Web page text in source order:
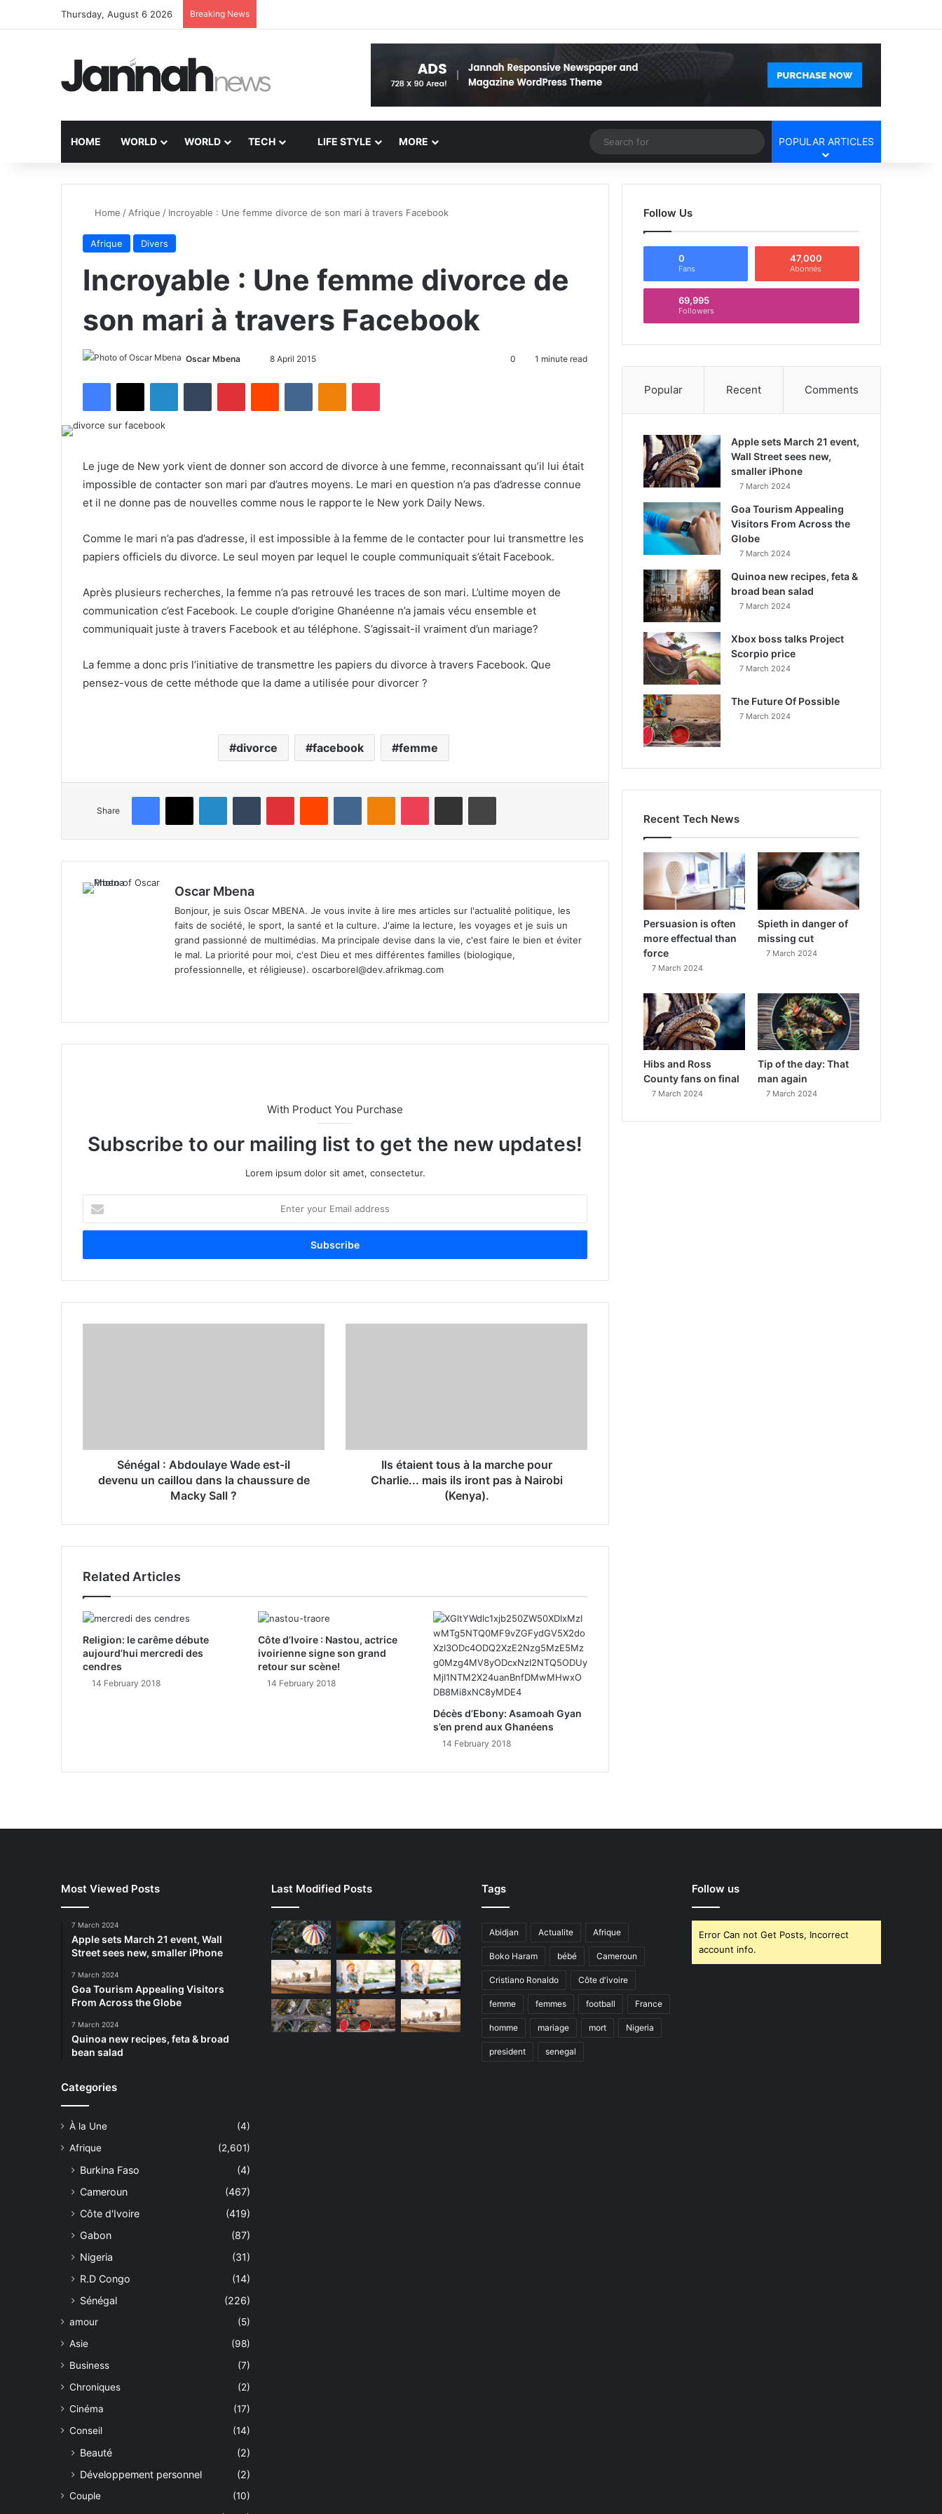
Thursday, August 6 2026 Breaking News
HOME WORLD WORLD TECH LIFE STYLE MORE Random Article
Search
for
POPULAR ARTICLES
Home / Afrique / Incroyable : Une femme divorce de son mari à travers Facebook
Afrique Divers
Incroyable : Une femme divorce de
son mari à travers Facebook
Oscar Mbena
d
a
8 April 2015 0 1 minute read
Le juge de New york vient de donner son accord de divorce à une femme, reconnaissant qu’il lui était
impossible de contacter son mari par d’autres moyens. Le mari en question n’a pas d’adresse connue
et il ne donne pas de nouvelles comme nous le rapporte le New york Daily News.
Comme le mari n’a pas d’adresse, il est impossible à la femme de le contacter pour lui transmettre les
papiers officiels du divorce. Le seul moyen par lequel le couple communiquait s’était Facebook.
Après plusieurs recherches, la femme n’a pas retrouvé les traces de son mari. L’ultime moyen de
communication c’est Facebook. Le couple d’origine Ghanéenne n’a jamais vécu ensemble et
communiquait juste à travers Facebook et au téléphone. S’agissait-il vraiment d’un mariage?
La femme a donc pris l’initiative de transmettre les papiers du divorce à travers Facebook. Que
pensez-vous de cette méthode que la dame a utilisée pour divorcer ?
divorce facebook femme
Share
Oscar Mbena
Bonjour, je suis Oscar MBENA. Je vous invite à lire mes articles sur l'actualité politique, les
faits de société, le sport, la santé et la culture. J'aime la lecture, les voyages et je suis un
grand passionné de multimédias. Ma principale devise dans la vie, c'est faire le bien et éviter
le mal. La priorité pour moi, c'est Dieu et mes différentes familles (biologique,
professionnelle, et réligieuse). oscarborel@dev.afrikmag.com
te
With Product You Purchase
Subscribe to our mailing list to get the new updates!
Lorem ipsum dolor sit amet, consectetur.
t
r
u
r
Sénégal : Abdoulaye Wade est-il
devenu un caillou dans la chaussure de
Macky Sall ?
Ils étaient tous à la marche pour
Charlie... mais ils iront pas à Nairobi
(Kenya).
Related Articles
Religion: le carême débute
aujourd’hui mercredi des
cendres
14 February 2018
Côte d’Ivoire : Nastou, actrice
ivoirienne signe son grand
retour sur scène!
14 February 2018
Décès d’Ebony: Asamoah Gyan
s’en prend aux Ghanéens
14 February 2018
Follow Us
0
Fans
47,000
Abonnés
69,995
Followers
Popular Recent Comments
Apple sets March 21 event,
Wall Street sees new,
smaller iPhone
7 March 2024
Goa Tourism Appealing
Visitors From Across the
Globe
7 March 2024
Quinoa new recipes, feta &
broad bean salad
7 March 2024
Xbox boss talks Project
Scorpio price
7 March 2024
The Future Of Possible
7 March 2024
Recent Tech News
Persuasion is often
more effectual than
force
7 March 2024
Spieth in danger of
missing cut
7 March 2024
Hibs and Ross
County fans on final
7 March 2024
Tip of the day: That
man again
7 March 2024
Most Viewed Posts
7 March 2024
Apple sets March 21 event, Wall
Street sees new, smaller iPhone
7 March 2024
Goa Tourism Appealing Visitors
From Across the Globe
7 March 2024
Quinoa new recipes, feta & broad
bean salad
Categories
À la Une
(4)
Afrique
(2,601)
Burkina Faso
(4)
Cameroun
(467)
Côte d'Ivoire
(419)
Gabon
(87)
Nigeria
(31)
R.D Congo
(14)
Sénégal
(226)
amour
(5)
Asie
(98)
Business
(7)
Chroniques
(2)
Cinéma
(17)
Conseil
(14)
Beauté
(2)
Développement personnel
(2)
Couple
(10)
Last Modified Posts Tags
Abidjan Actualite Afrique
Boko Haram bébé Cameroun
Cristiano Ronaldo Côte d'ivoire
femme femmes football France
homme mariage mort Nigeria
president senegal
Follow us
Error Can not Get Posts, Incorrect
account info.